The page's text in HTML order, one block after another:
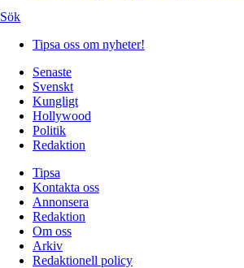
Sök
Tipsa oss om nyheter!
Senaste
Svenskt
Kungligt
Hollywood
Politik
Redaktion
Tipsa
Kontakta oss
Annonsera
Redaktion
Om oss
Arkiv
Redaktionell policy